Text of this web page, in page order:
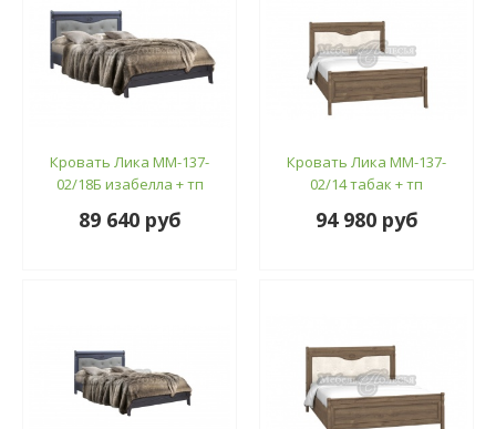
Кровать Лика ММ-137-
02/18Б изабелла + тп
89 640 руб
Кровать Лика ММ-137-
02/14 табак + тп
94 980 руб